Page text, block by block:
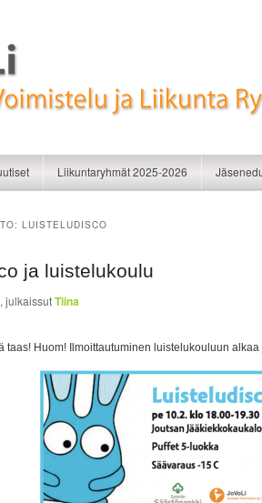
Voimistelu ja
Liikuntaryhmät 2025-2026
LUISTELUDISCO
ja luistelukoulu
, julkaissutTiina
taas! Huom! Ilmoittautuminen luistelukouluun